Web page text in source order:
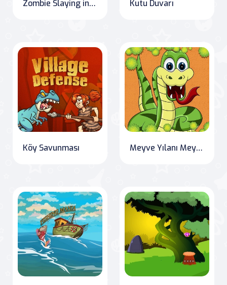
Zombie Slaying in Shooter Craft Kutu Duvarı
Köy Savunması Meyve Yılanı Meydan Okuması